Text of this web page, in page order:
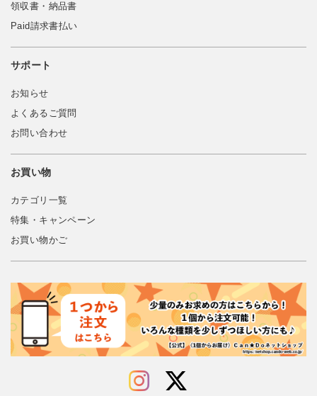
領収書・納品書
Paid請求書払い
サポート
お知らせ
よくあるご質問
お問い合わせ
お買い物
カテゴリ一覧
特集・キャンペーン
お買い物かご